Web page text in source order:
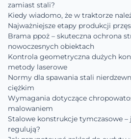
zamiast stali?
Kiedy wiadomo, że w traktorze
Najważniejsze etapy produkcji
Brama ppoż – skuteczna ochrona
nowoczesnych obiektach
Kontrola geometryczna dużych
metody laserowe
Normy dla spawania stali
ciężkim
Wymagania dotyczące
malowaniem
Stalowe konstrukcje tymczasowe –
regulują?